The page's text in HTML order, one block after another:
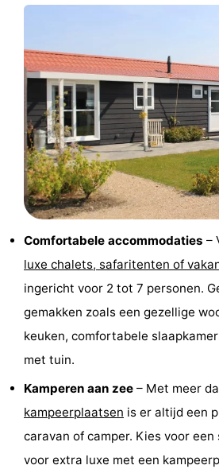
van
Haamstede
Schouwen
Schouwse
Valleien
Soeten
Haert
Wijde
Blick
Zeeland
Village
Zeeuwse
Kust
-
Zonnedorp
van
Haamstede
Last
minutes
Strand
Zien
doen
Bezienswaardigheden
Comfortabele accommodaties –
luxe chalets, safaritenten of
ingericht voor 2 tot 7 personen.
gemakken zoals een gezellige
keuken, comfortabele
met tuin.
Kamperen aan zee – Met meer
kampeerplaatsen is er altijd een
caravan of camper. Kies voor
voor extra luxe met een